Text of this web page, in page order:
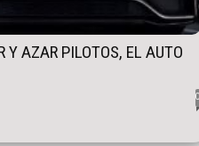
Y AZAR PILOTOS, EL AUTO